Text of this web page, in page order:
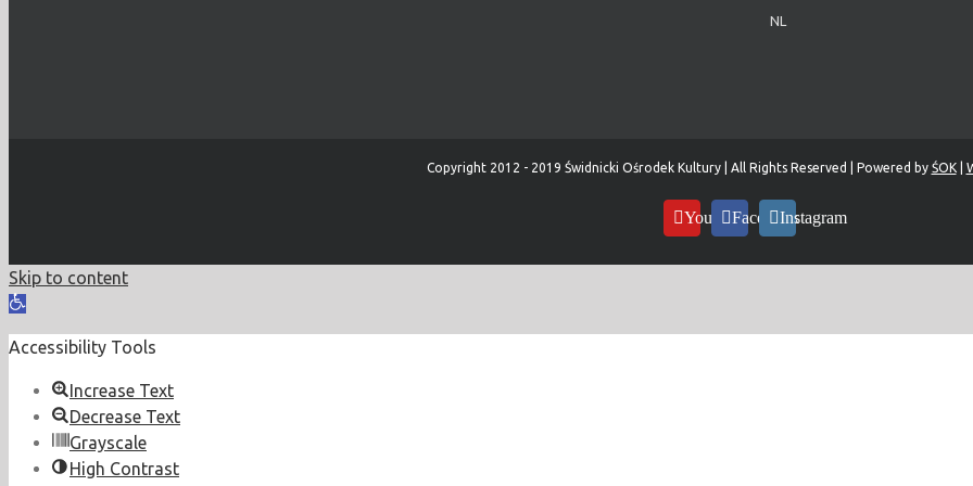
NL
Copyright 2012 - 2019 Świdnicki Ośrodek Kultury | All Rights Reserved | Powered by ŚOK|
YouTubeFacebookInstagram
Skip to content
Open
Accessibility Tools
Increase Text
Decrease Text
Grayscale
High Contrast